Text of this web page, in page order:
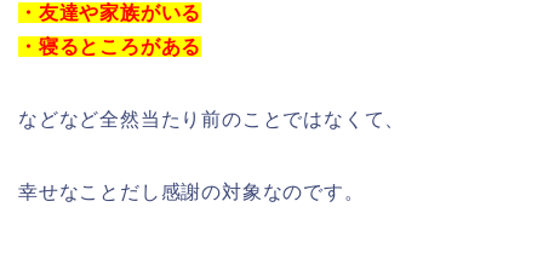
・友達や家族がいる
・寝るところがある
などなど全然当たり前のことではなくて、
幸せなことだし感謝の対象なのです。